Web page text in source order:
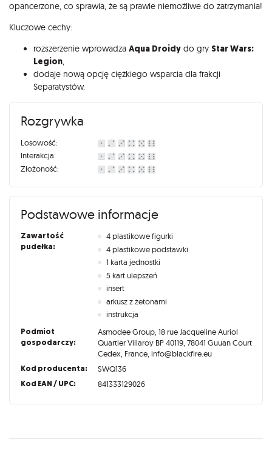
opancerzone, co sprawia, że są prawie niemożliwe do zatrzymania!
Kluczowe cechy:
rozszerzenie wprowadza Aqua Droidy do gry Star Wars:
Legion,
dodaje nową opcję ciężkiego wsparcia dla frakcji
Separatystów.
Rozgrywka
Losowość:
Interakcja:
Złożoność:
Podstawowe informacje
Zawartość
pudełka:
4 plastikowe figurki
4 plastikowe podstawki
1 karta jednostki
5 kart ulepszeń
insert
arkusz z żetonami
instrukcja
Podmiot
gospodarczy:
Asmodee Group, 18 rue Jacqueline Auriol
Quartier Villaroy BP 40119, 78041 Guuan Court
Cedex, France, info@blackfire.eu
Kod producenta: SWQ136
Kod EAN / UPC: 841333129026